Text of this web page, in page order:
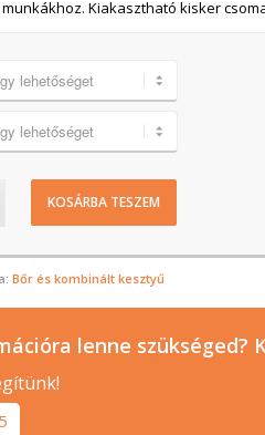
Kiakasztható kisker
KOSÁRBA TESZEM
Bőr és kombinált kesztyű
lenne szükséged?